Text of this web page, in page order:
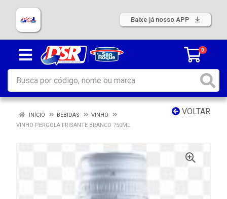
Baixe já nosso APP
0
VOLTAR
INÍCIO BEBIDAS
VINHO
VINHO PERGOLA FRISANTE BRANCO 750ML